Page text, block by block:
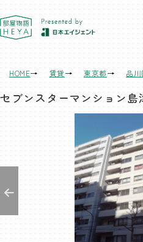
東京 部屋物語
HOME 賃貸 東京都 品川
セブンスターマンション島